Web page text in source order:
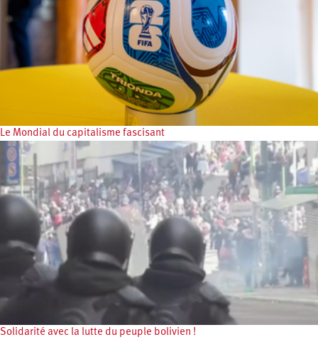
Le Mondial du capitalisme fascisant
Solidarité avec la lutte du peuple bolivien !